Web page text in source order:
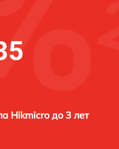
Hikmicro до 3 лет